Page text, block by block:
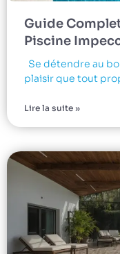
Guide
Piscine
Se détendre au
plaisir que tout
Lire la suite »